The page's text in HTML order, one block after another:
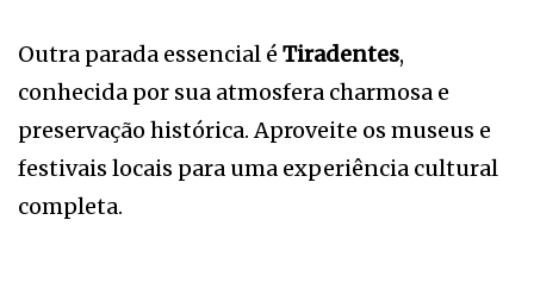
Outra parada essencial é Tiradentes,
conhecida por sua atmosfera charmosa e
preservação histórica. Aproveite os museus e
festivais locais para uma experiência cultural
completa.